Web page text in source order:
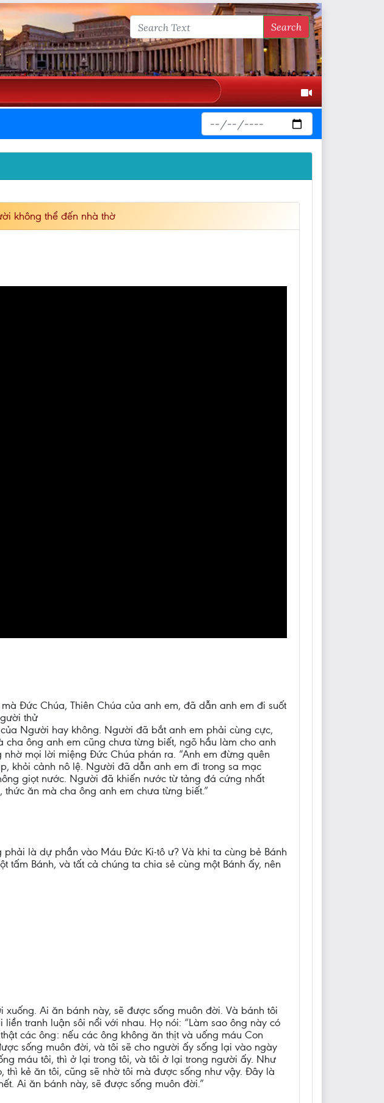
Search
không thể đến nhà thờ
Đức Chúa, Thiên Chúa của anh em, đã dẫn anh em đi suốt
thử
Người hay không. Người đã bắt anh em phải cùng cực,
ông anh em cũng chưa từng biết, ngõ hầu làm cho anh
mọi lời miệng Đức Chúa phán ra. “Anh em đừng quên
khỏi cảnh nô lệ. Người đã dẫn anh em đi trong sa mạc
giọt nước. Người đã khiến nước từ tảng đá cứng nhất
ăn mà cha ông anh em chưa từng biết.”
là dự phần vào Máu Đức Ki-tô ư? Và khi ta cùng bẻ Bánh
Bánh, và tất cả chúng ta chia sẻ cùng một Bánh ấy, nên
Ai ăn bánh này, sẽ được sống muôn đời. Và bánh tôi
tranh luận sôi nổi với nhau. Họ nói: “Làm sao ông này có
các ông: nếu các ông không ăn thịt và uống máu Con
sống muôn đời, và tôi sẽ cho người ấy sống lại vào ngày
máu tôi, thì ở lại trong tôi, và tôi ở lại trong người ấy. Như
kẻ ăn tôi, cũng sẽ nhờ tôi mà được sống như vậy. Đây là
Ai ăn bánh này, sẽ được sống muôn đời.”